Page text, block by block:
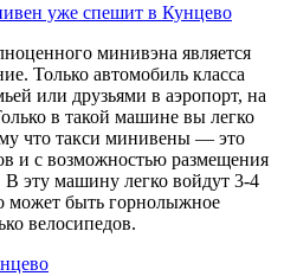
минивэна является
Только автомобиль класса
или друзьями в аэропорт, на
в такой машине вы легко
что такси минивены — это
и с возможностью размещения
В эту машину легко войдут 3-4
может быть горнолыжное
велосипедов.